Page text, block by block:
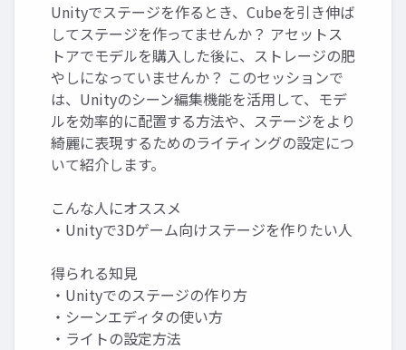
Unityでステージを作るとき、Cubeを引き伸ば
してステージを作ってませんか？ アセットス
トアでモデルを購入した後に、ストレージの肥
やしになっていませんか？ このセッションで
は、Unityのシーン編集機能を活用して、モデ
ルを効率的に配置する方法や、ステージをより
綺麗に表現するためのライティングの設定につ
いて紹介します。
こんな人にオススメ
・Unityで3Dゲーム向けステージを作りたい人
得られる知見
・Unityでのステージの作り方
・シーンエディタの使い方
・ライトの設定方法